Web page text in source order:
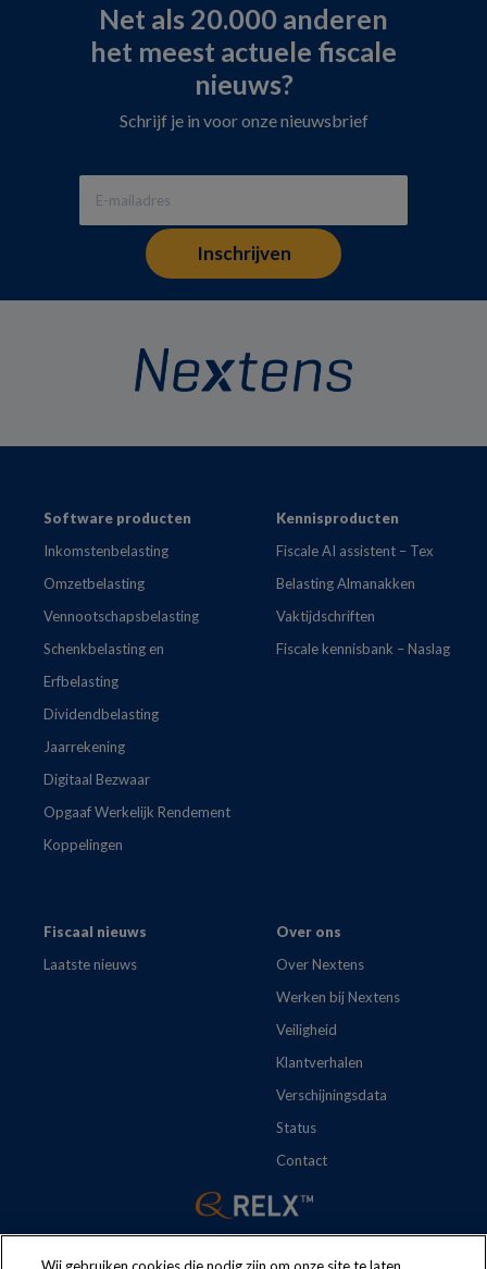
Net als 20.000 anderen
het meest actuele fiscale
nieuws?
Schrijf je in voor onze nieuwsbrief
FooterSoftware producten
Inkomstenbelasting
Omzetbelasting
Vennootschapsbelasting
Schenkbelasting en
Erfbelasting
Dividendbelasting
Jaarrekening
Digitaal Bezwaar
Opgaaf Werkelijk Rendement
Koppelingen
Kennisproducten
Fiscale AI assistent – Tex
Belasting Almanakken
Vaktijdschriften
Fiscale kennisbank – Naslag
Fiscaal nieuws
Laatste nieuws
Over ons
Over Nextens
Werken bij Nextens
Veiligheid
Klantverhalen
Verschijningsdata
Status
Contact